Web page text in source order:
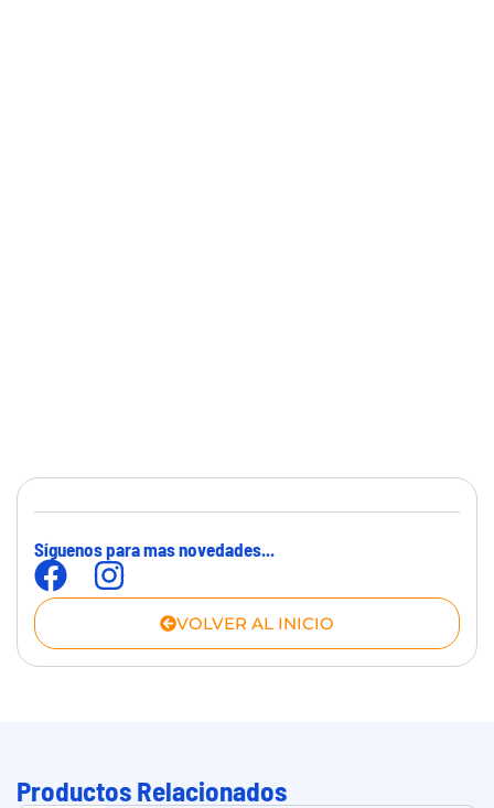
Síguenos para mas novedades...
VOLVER AL INICIO
Productos Relacionados